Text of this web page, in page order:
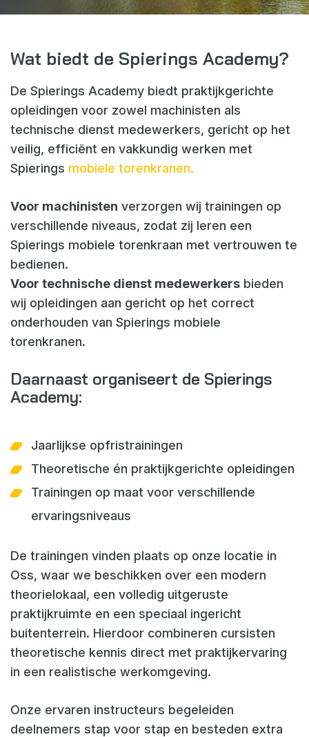
Downloads
My Spierings
Cookie statement
Privacy policy
Wat biedt de Spierings Academy?
De Spierings Academy biedt praktijkgerichte
opleidingen voor zowel machinisten als
technische dienst medewerkers, gericht op het
veilig, efficiënt en vakkundig werken met
Spierings mobiele torenkranen.
Voor machinisten verzorgen wij trainingen op
verschillende niveaus, zodat zij leren een
Spierings mobiele torenkraan met vertrouwen te
bedienen.
Voor technische dienst medewerkers bieden
wij opleidingen aan gericht op het correct
onderhouden van Spierings mobiele
torenkranen.
Daarnaast organiseert de Spierings
Academy:
Jaarlijkse opfristrainingen
Theoretische én praktijkgerichte opleidingen
Trainingen op maat voor verschillende
ervaringsniveaus
De trainingen vinden plaats op onze locatie in
Oss, waar we beschikken over een modern
theorielokaal, een volledig uitgeruste
praktijkruimte en een speciaal ingericht
buitenterrein. Hierdoor combineren cursisten
theoretische kennis direct met praktijkervaring
in een realistische werkomgeving.
Onze ervaren instructeurs begeleiden
deelnemers stap voor stap en besteden extra